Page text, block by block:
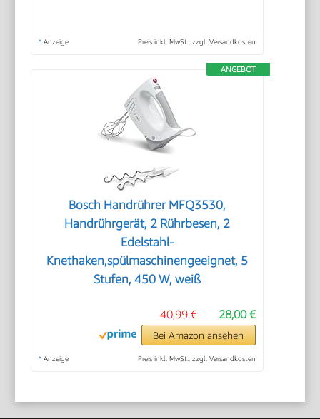
* Anzeige Preis inkl. MwSt., zzgl. Versandkosten
ANGEBOT
Bosch Handrührer MFQ3530,
Handrührgerät, 2 Rührbesen, 2
Edelstahl-
Knethaken,spülmaschinengeeignet, 5
Stufen, 450 W, weiß
28,00 €
40,99 €
Bei Amazon ansehen
* Anzeige Preis inkl. MwSt., zzgl. Versandkosten